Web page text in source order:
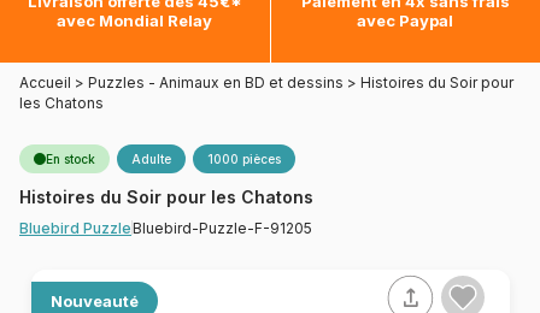
avec Mondial Relay
avec Paypal
Accueil > Puzzles - Animaux en BD et dessins > Histoires du Soir pour
les Chatons
En stock Adulte 1000 pièces
Histoires du Soir pour les Chatons
Bluebird PuzzleBluebird-Puzzle-F-91205
Nouveauté